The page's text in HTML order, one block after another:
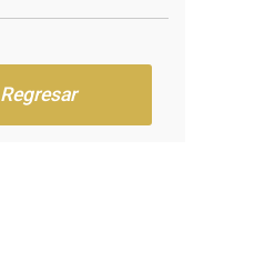
Regresar